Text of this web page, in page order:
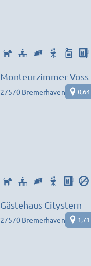
27570 Bremerhaven
Gästehaus Citystern
27570 Bremerhaven